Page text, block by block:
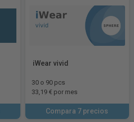
iWear vivid
30 o 90 pcs
33,19 € por mes
Compara 7 precios